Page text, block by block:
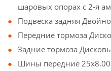
шаровых опорах с 2-я
Подвеска задняя
Передние тормоза
Задние тормоза
Шины передние